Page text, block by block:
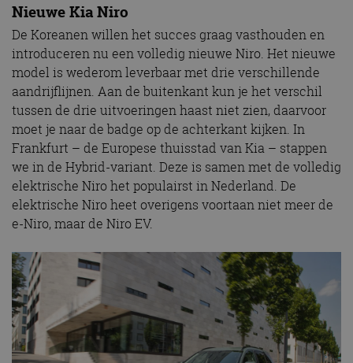
Nieuwe Kia Niro
De Koreanen willen het succes graag vasthouden en
introduceren nu een volledig nieuwe Niro. Het nieuwe
model is wederom leverbaar met drie verschillende
aandrijflijnen. Aan de buitenkant kun je het verschil
tussen de drie uitvoeringen haast niet zien, daarvoor
moet je naar de badge op de achterkant kijken. In
Frankfurt – de Europese thuisstad van Kia – stappen
we in de Hybrid-variant. Deze is samen met de volledig
elektrische Niro het populairst in Nederland. De
elektrische Niro heet overigens voortaan niet meer de
e-Niro, maar de Niro EV.